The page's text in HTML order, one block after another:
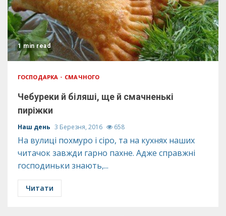
1 min read
ГОСПОДАРКА СМАЧНОГО
Чебуреки й біляші, ще й смачненькі
пиріжки
Наш день 3 Березня, 2016 658
На вулиці похмуро і сіро, та на кухнях наших
читачок завжди гарно пахне. Адже справжні
господиньки знають,...
Читати